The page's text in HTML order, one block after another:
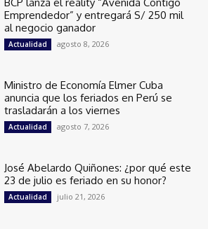
Emprendedor” y entregará S/ 250 mil
al negocio ganador
Actualidad agosto 8, 2026
Ministro de Economía Elmer Cuba
anuncia que los feriados en Perú se
trasladarán a los viernes
Actualidad agosto 7, 2026
José Abelardo Quiñones: ¿por qué este
23 de julio es feriado en su honor?
Actualidad julio 21, 2026